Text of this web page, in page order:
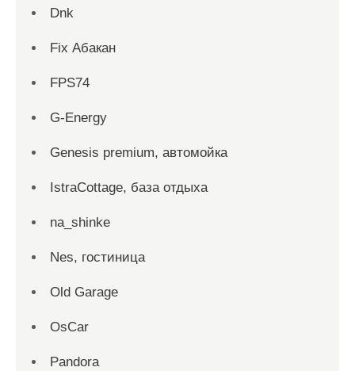
Dnk
Fix Абакан
FPS74
G-Energy
Genesis premium, автомойка
IstraCottage, база отдыха
na_shinke
Nes, гостиница
Old Garage
OsCar
Pandora